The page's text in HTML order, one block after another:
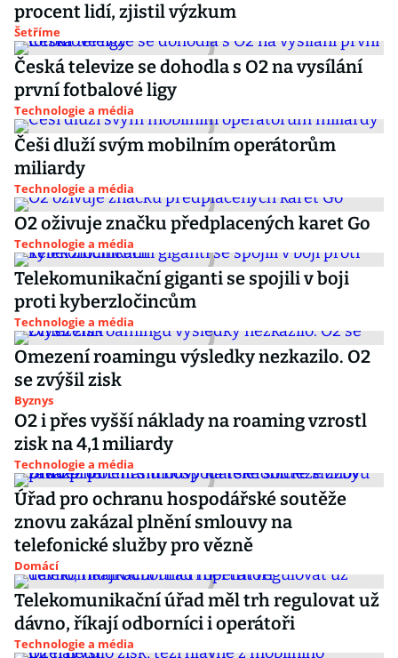
procent lidí, zjistil výzkum
Šetříme
Česká televize se dohodla s O2 na vysílání
první fotbalové ligy
Technologie a média
Češi dluží svým mobilním operátorům
miliardy
Technologie a média
O2 oživuje značku předplacených karet Go
Technologie a média
Telekomunikační giganti se spojili v boji
proti kyberzločincům
Technologie a média
Omezení roamingu výsledky nezkazilo. O2
se zvýšil zisk
Byznys
O2 i přes vyšší náklady na roaming vzrostl
zisk na 4,1 miliardy
Technologie a média
Úřad pro ochranu hospodářské soutěže
znovu zakázal plnění smlouvy na
telefonické služby pro vězně
Domácí
Telekomunikační úřad měl trh regulovat už
dávno, říkají odborníci i operátoři
Technologie a média